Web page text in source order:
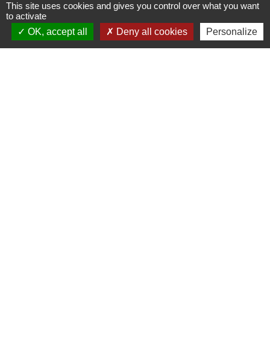
Pour en savoir plus
Dispositif Justif'Adresseopen_in_new
This site uses cookies and gives you control over what you want
to activate
OK, accept all
Deny all cookies Personalize